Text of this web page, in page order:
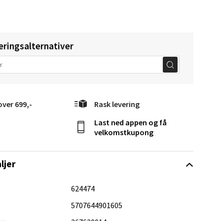
699,- Rask levering
Last ned appen og få
velkomstkupong
624474
5707644901605